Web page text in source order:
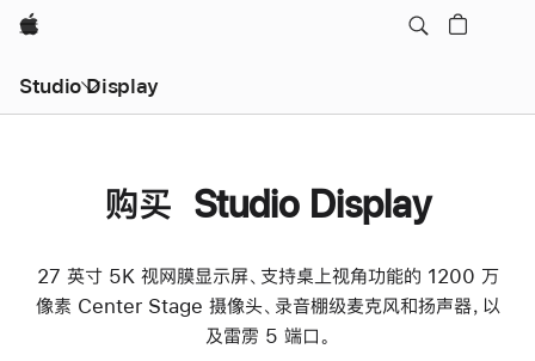
Apple
Studio Display
购买 Studio Display
27 英寸 5K 视网膜显示屏、支持桌上视角功能的 1200 万
像素 Center Stage 摄像头、录音棚级麦克风和扬声器，以
及雷雳 5 端口。